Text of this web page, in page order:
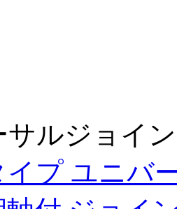
サルジョイ
イプ ユニバ